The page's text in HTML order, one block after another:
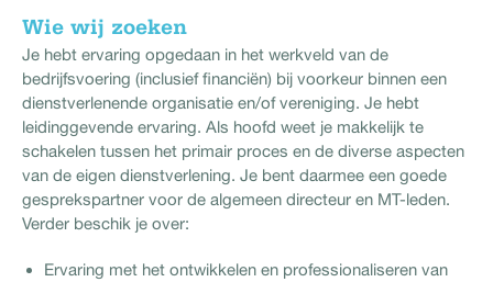
Wie wij zoeken
Je hebt ervaring opgedaan in het werkveld van de
bedrijfsvoering (inclusief financiën) bij voorkeur binnen een
dienstverlenende organisatie en/of vereniging. Je hebt
leidinggevende ervaring. Als hoofd weet je makkelijk te
schakelen tussen het primair proces en de diverse aspecten
van de eigen dienstverlening. Je bent daarmee een goede
gesprekspartner voor de algemeen directeur en MT-leden.
Verder beschik je over:
Ervaring met het ontwikkelen en professionaliseren van